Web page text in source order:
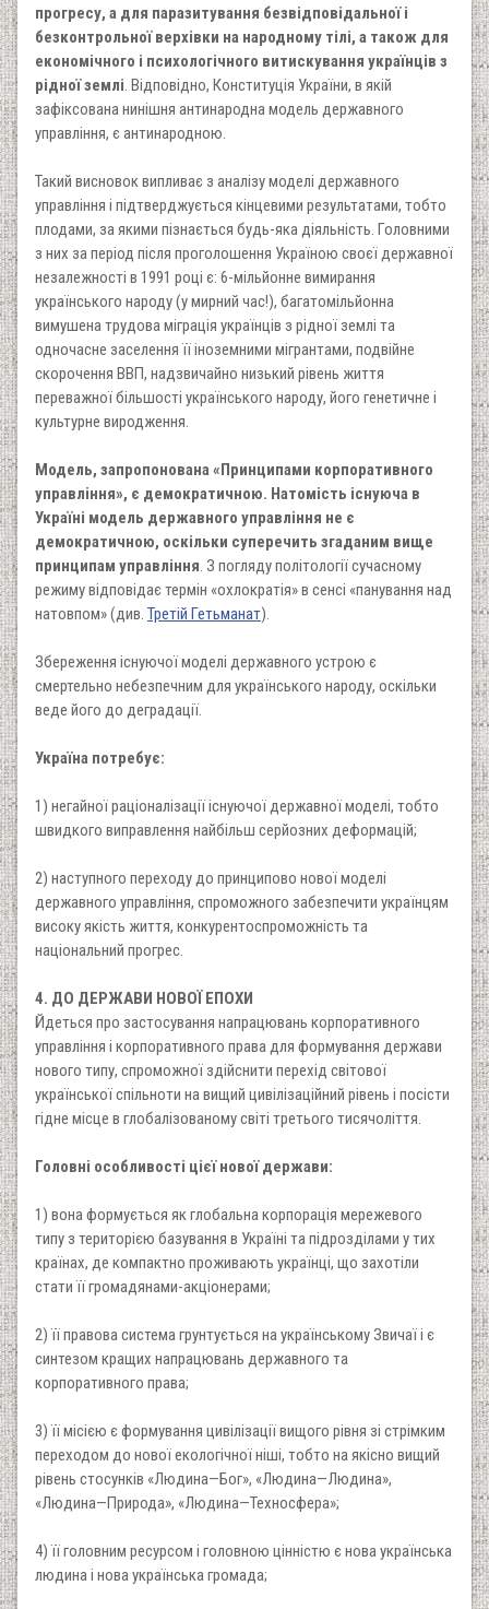
прогресу, а для паразитування безвідповідальної і
безконтрольної верхівки на народному тілі, а також для
економічного і психологічного витискування українців з
рідної землі. Відповідно, Конституція України, в якій
зафіксована нинішня антинародна модель державного
управління, є антинародною.
Такий висновок випливає з аналізу моделі державного
управління і підтверджується кінцевими результатами, тобто
плодами, за якими пізнається будь-яка діяльність. Головними
з них за період після проголошення Україною своєї державної
незалежності в 1991 році є: 6-мільйонне вимирання
українського народу (у мирний час!), багатомільйонна
вимушена трудова міграція українців з рідної землі та
одночасне заселення її іноземними мігрантами, подвійне
скорочення ВВП, надзвичайно низький рівень життя
переважної більшості українського народу, його генетичне і
культурне виродження.
Модель, запропонована «Принципами корпоративного
управління», є демократичною. Натомість існуюча в
Україні модель державного управління не є
демократичною, оскільки суперечить згаданим вище
принципам управління. З погляду політології сучасному
режиму відповідає термін «охлократія» в сенсі «панування над
натовпом» (див. Третій Гетьманат).
Збереження існуючої моделі державного устрою є
смертельно небезпечним для українського народу, оскільки
веде його до деградації.
Україна потребує:
1) негайної раціоналізації існуючої державної моделі, тобто
швидкого виправлення найбільш серйозних деформацій;
2) наступного переходу до принципово нової моделі
державного управління, спроможного забезпечити українцям
високу якість життя, конкурентоспроможність та
національний прогрес.
4. ДО ДЕРЖАВИ НОВОЇ ЕПОХИ
Йдеться про застосування напрацювань корпоративного
управління і корпоративного права для формування держави
нового типу, спроможної здійснити перехід світової
української спільноти на вищий цивілізаційний рівень і посісти
гідне місце в глобалізованому світі третього тисячоліття.
Головні особливості цієї нової держави:
1) вона формується як глобальна корпорація мережевого
типу з територією базування в Україні та підрозділами у тих
країнах, де компактно проживають українці, що захотіли
стати її громадянами-акціонерами;
2) її правова система грунтується на українському Звичаї і є
синтезом кращих напрацювань державного та
корпоративного права;
3) її місією є формування цивілізації вищого рівня зі стрімким
переходом до нової екологічної ніші, тобто на якісно вищий
рівень стосунків «Людина—Бог», «Людина—Людина»,
«Людина—Природа», «Людина—Техносфера»;
4) її головним ресурсом і головною цінністю є нова українська
людина і нова українська громада;